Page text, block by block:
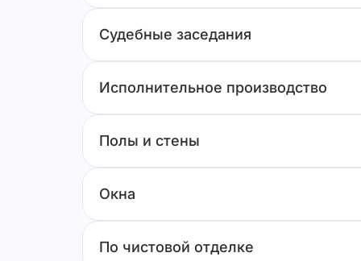
Судебные заседания
Исполнительное производство
Полы и стены
Окна
По чистовой отделке